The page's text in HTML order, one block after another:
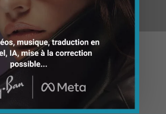
Vision pour vos